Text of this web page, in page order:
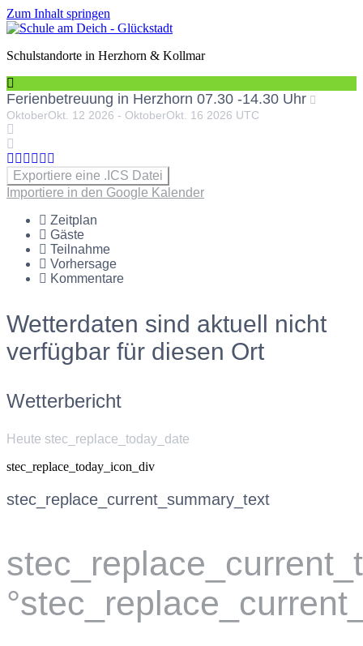
Zum Inhalt springen
Schulstandorte in Herzhorn & Kollmar
Ferienbetreuung in Herzhorn 07.30 -14.30 Uhr
OktoberOkt. 12 2026 - OktoberOkt. 16 2026 UTC
Exportiere eine .ICS Datei
Importiere in den Google Kalender
Zeitplan
Gäste
Teilnahme
Vorhersage
Kommentare
Wetterdaten sind aktuell nicht
verfügbar für diesen Ort
Wetterbericht
Heute stec_replace_today_date
stec_replace_today_icon_div
stec_replace_current_summary_text